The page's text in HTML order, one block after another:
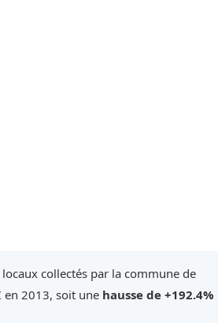
collectés par la commune de
en 2013, soit une hausse de +192.4%